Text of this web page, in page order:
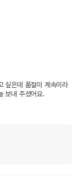
싶은데 품절이 계속이라
보내 주셨어요.